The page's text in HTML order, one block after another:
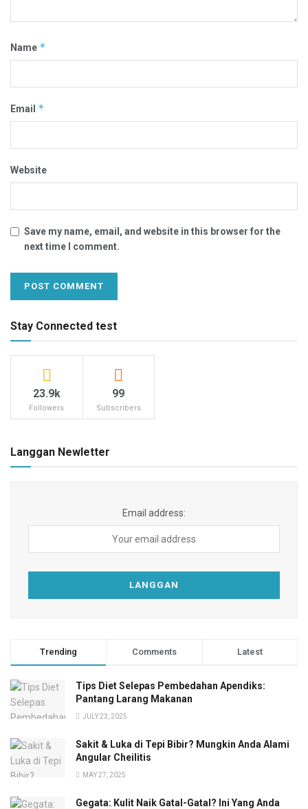
Name *
Email *
Website
Save my name, email, and website in this browser for the
next time I comment.
Stay Connected test
23.9k
Followers
99
Subscribers
Langgan Newletter
Email address:
Trending Comments Latest
Tips Diet Selepas Pembedahan Apendiks:
Pantang Larang Makanan
JULY 23, 2025
Sakit & Luka di Tepi Bibir? Mungkin Anda Alami
Angular Cheilitis
MAY 27, 2025
Gegata: Kulit Naik Gatal-Gatal? Ini Yang Anda